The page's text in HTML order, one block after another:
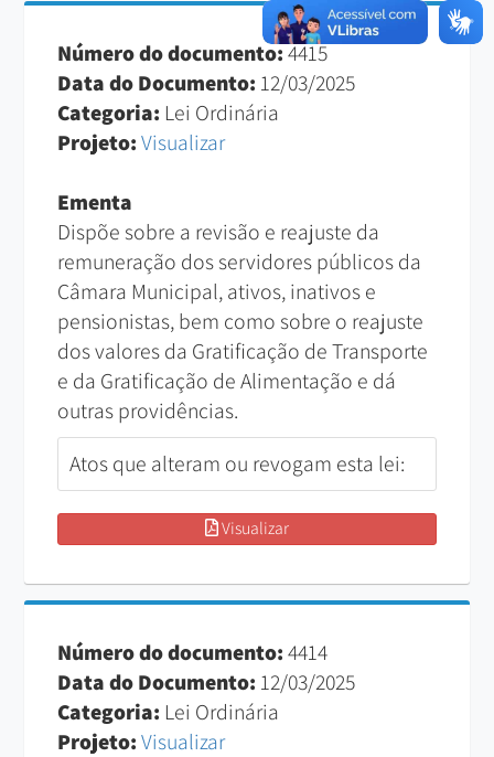
Número do documento:4415
Data do Documento: 12/03/2025
Categoria: Lei Ordinária
Projeto: Visualizar
Ementa
Dispõe sobre a revisão e reajuste da
remuneração dos servidores públicos da
Câmara Municipal, ativos, inativos e
pensionistas, bem como sobre o reajuste
dos valores da Gratificação de Transporte
e da Gratificação de Alimentação e dá
outras providências.
Atos que alteram ou revogam esta lei:
Visualizar
Número do documento:4414
Data do Documento: 12/03/2025
Categoria: Lei Ordinária
Projeto: Visualizar